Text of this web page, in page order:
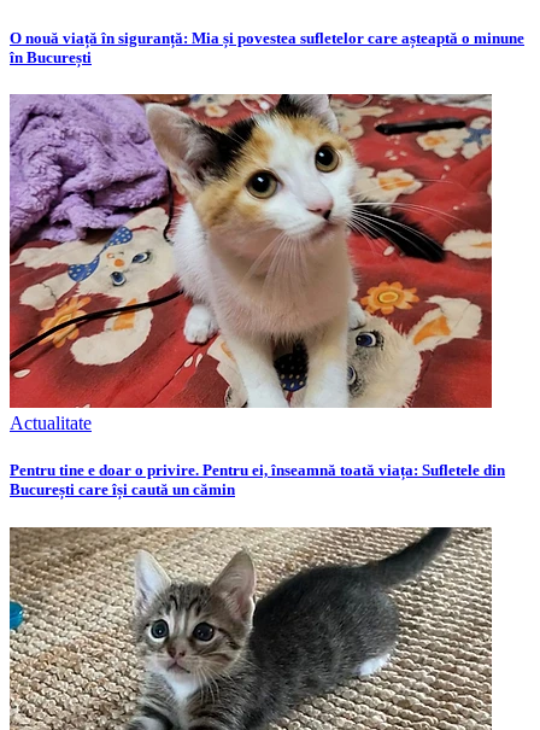
O nouă viață în siguranță: Mia și povestea sufletelor care așteaptă o minune
în București
Actualitate
Pentru tine e doar o privire. Pentru ei, înseamnă toată viața: Sufletele din
București care își caută un cămin